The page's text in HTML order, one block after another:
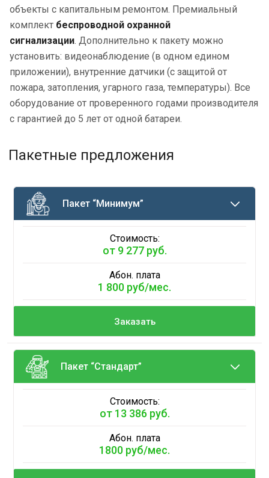
объекты с капитальным ремонтом. Премиальный
комплект беспроводной охранной
сигнализации. Дополнительно к пакету можно
установить: видеонаблюдение (в одном едином
приложении), внутренние датчики (с защитой от
пожара, затопления, угарного газа, температуры). Все
оборудование от проверенного годами производителя
с гарантией до 5 лет от одной батареи.
Пакетные предложения
Пакет “Минимум”
Стоимость:
от 9 277 руб.
Абон. плата
1 800 руб/мес.
Заказать
Пакет “Стандарт”
Стоимость:
от 13 386 руб.
Абон. плата
1800 руб/мес.